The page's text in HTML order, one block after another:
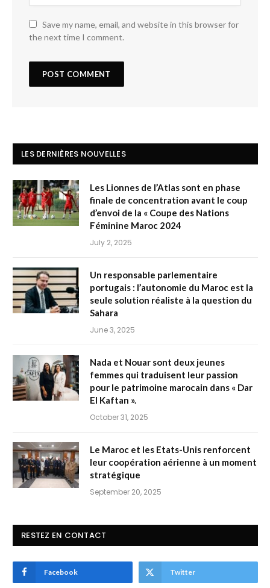
Save my name, email, and website in this browser for
the next time I comment.
LES DERNIÈRES NOUVELLES
Les Lionnes de l’Atlas sont en phase
finale de concentration avant le coup
d’envoi de la « Coupe des Nations
Féminine Maroc 2024
July 2, 2025
Un responsable parlementaire
portugais : l’autonomie du Maroc est la
seule solution réaliste à la question du
Sahara
June 3, 2025
Nada et Nouar sont deux jeunes
femmes qui traduisent leur passion
pour le patrimoine marocain dans « Dar
El Kaftan ».
October 31, 2025
Le Maroc et les Etats-Unis renforcent
leur coopération aérienne à un moment
stratégique
September 20, 2025
RESTEZ EN CONTACT
Facebook Twitter